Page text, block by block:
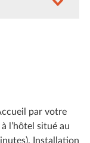
selon le
de notre
par votre
l’hôtel situé au
Installation